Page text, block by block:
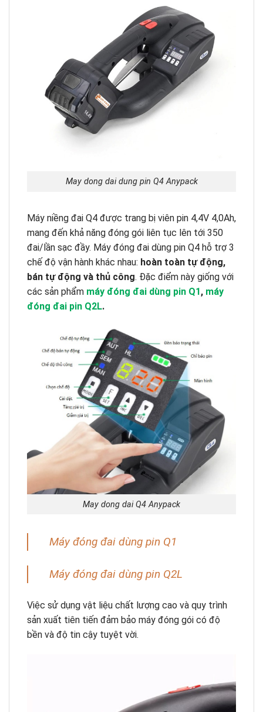
May dong dai dung pin Q4 Anypack
Máy niềng đai Q4 được trang bị viên pin 4,4V 4,0Ah,
mang đến khả năng đóng gói liên tục lên tới 350
đai/lần sạc đầy. Máy đóng đai dùng pin Q4 hỗ trợ 3
chế độ vận hành khác nhau: hoàn toàn tự động,
bán tự động và thủ công. Đặc điểm này giống với
các sản phẩm máy đóng đai dùng pin Q1, máy
đóng đai pin Q2L.
May dong dai Q4 Anypack
Máy đóng đai dùng pin Q1
Máy đóng đai dùng pin Q2L
Việc sử dụng vật liệu chất lượng cao và quy trình
sản xuất tiên tiến đảm bảo máy đóng gói có độ
bền và độ tin cậy tuyệt vời.